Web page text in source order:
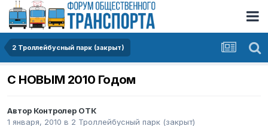
2 Троллейбусный парк (закрыт)
С НОВЫМ 2010 Годом
Автор Контролер ОТК
1 января, 2010 в 2 Троллейбусный парк (закрыт)